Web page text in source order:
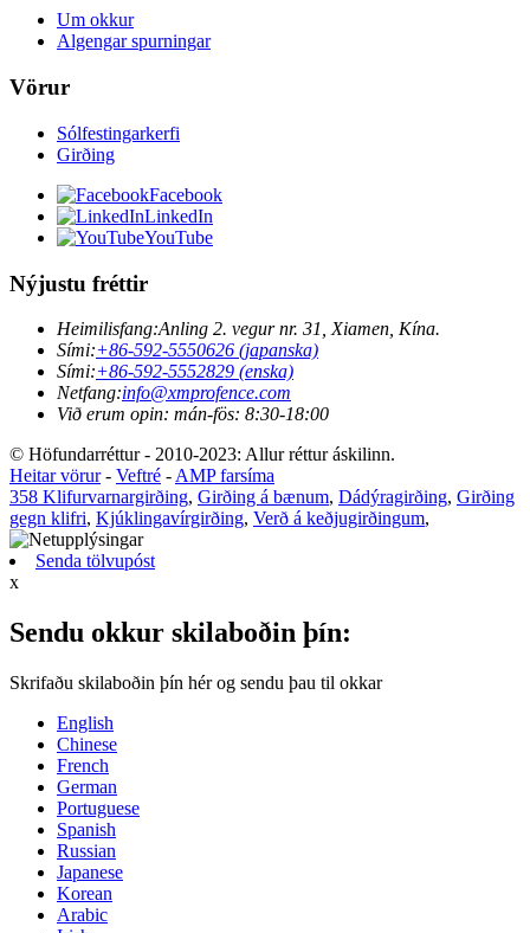
Um okkur
Algengar spurningar
Vörur
Sólfestingarkerfi
Girðing
Facebook
LinkedIn
YouTube
Nýjustu fréttir
Heimilisfang:Anling 2. vegur nr. 31, Xiamen, Kína.
Sími:+86-592-5550626 (japanska)
Sími:+86-592-5552829 (enska)
Netfang:info@xmprofence.com
Við erum opin: mán-fös: 8:30-18:00
© Höfundarréttur - 2010-2023: Allur réttur áskilinn.
Heitar vörur- Veftré - AMP farsíma
358 Klifurvarnargirðing, Girðing á bænum, Dádýragirðing, Girðing
gegn klifri, Kjúklingavírgirðing, Verð á keðjugirðingum,
Senda tölvupóst
x
Sendu okkur skilaboðin þín:
Skrifaðu skilaboðin þín hér og sendu þau til okkar
English
Chinese
French
German
Portuguese
Spanish
Russian
Japanese
Korean
Arabic